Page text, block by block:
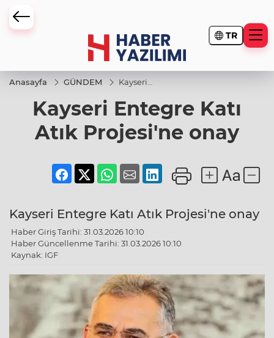
TR
Anasayfa GÜNDEM
Kayseri
Katı Atık
Projesi'ne
Kayseri Entegre Katı
Atık Projesi'ne onay
Kayseri Entegre Katı Atık Projesi'ne onay
Haber Giriş Tarihi: 31.03.2026 10:10
Haber Güncellenme Tarihi: 31.03.2026 10:10
Kaynak: IGF